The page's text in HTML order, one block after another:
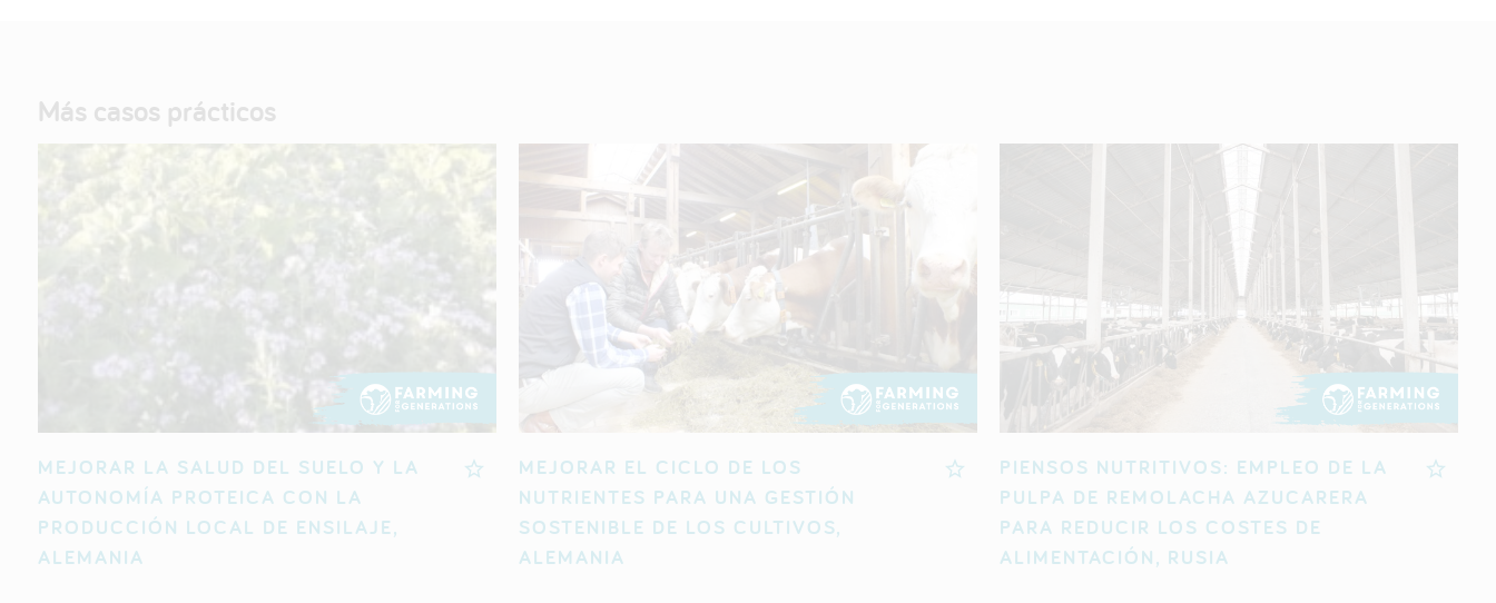
Más casos prácticos
MEJORAR LA SALUD DEL SUELO Y LA
AUTONOMÍA PROTEICA CON LA
PRODUCCIÓN LOCAL DE ENSILAJE,
ALEMANIA
MEJORAR EL CICLO DE LOS
NUTRIENTES PARA UNA GESTIÓN
SOSTENIBLE DE LOS CULTIVOS,
ALEMANIA
PIENSOS NUTRITIVOS: EMPLEO DE LA
PULPA DE REMOLACHA AZUCARERA
PARA REDUCIR LOS COSTES DE
ALIMENTACIÓN, RUSIA